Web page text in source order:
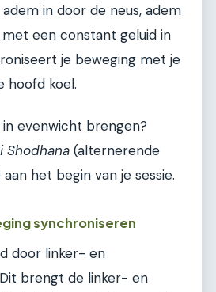
in door de neus, adem
een constant geluid in
je beweging met je
hoofd koel.
evenwicht brengen?
Shodhana (alternerende
het begin van je sessie.
synchroniseren
door linker- en
brengt de linker- en